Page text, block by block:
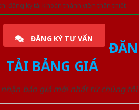
đăng ký tài khoản thành viên thân thiết
ĐĂNG KÝ TƯ VẤN
TẢI BẢNG GIÁ
báo giá mới nhất từ chúng tôi